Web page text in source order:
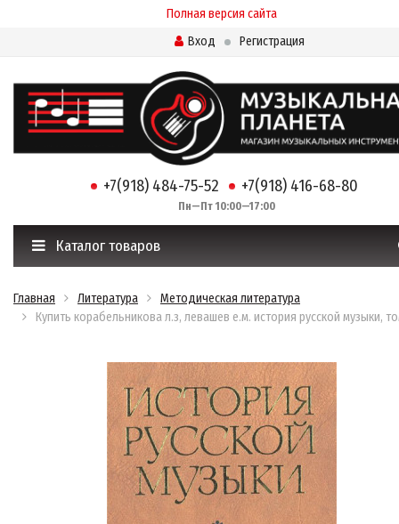
Полная версия сайта
Вход
Регистрация
+7(918) 484-75-52 +7(918) 416-68-80
Пн—Пт 10:00—17:00
Каталог товаров
Главная Литература
Методическая литература
Купить корабельникова л.з, левашев е.м. история русской музыки,